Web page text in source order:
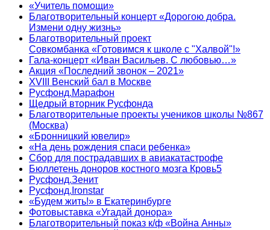
«Учитель помощи»
Благотворительный концерт «Дорогою добра.
Измени одну жизнь»
Благотворительный проект
Совкомбанка «Готовимся к школе с "Халвой"!»
Гала-концерт «Иван Васильев. С любовью…»
Акция «Последний звонок – 2021»
XVIII Венский бал в Москве
Русфонд.Марафон
Щедрый вторник Русфонда
Благотворительные проекты учеников школы №867
(Москва)
«Бронницкий ювелир»
«На день рождения спаси ребенка»
Сбор для пострадавших в авиакатастрофе
Бюллетень доноров костного мозга Кровь5
Русфонд.Зенит
Русфонд.Ironstar
«Будем жить!» в Екатеринбурге
Фотовыставка «Угадай донора»
Благотворительный показ к/ф «Война Анны»